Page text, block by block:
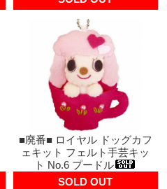
■廃番■ ロイヤル ドッグカフ
ェキット フェルト手芸キッ
ト No.6 プードル
SOLD OUT